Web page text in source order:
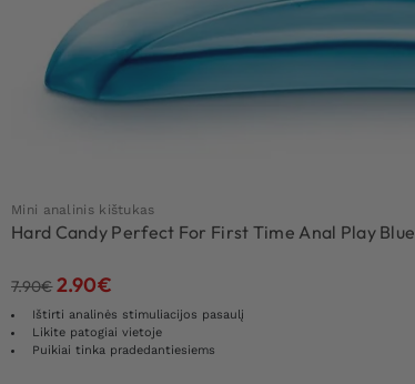
Mini analinis kištukas
Hard Candy Perfect For First Time Anal Play Blue
7.90€2.90€
Ištirti analinės stimuliacijos pasaulį
Likite patogiai vietoje
Puikiai tinka pradedantiesiems